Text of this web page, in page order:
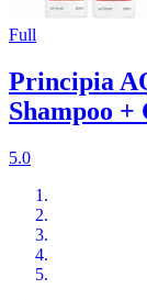
Full
Principia
Shampoo
5.0